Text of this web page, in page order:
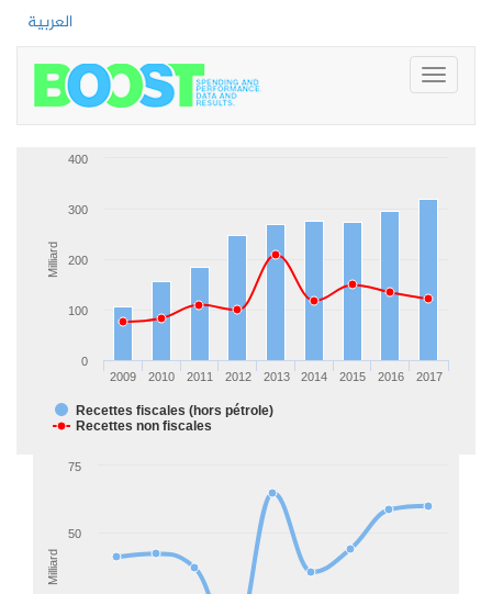
العربية
Toggle
Milliard
Recettes fiscales (hors pétrole)
Recettes non fiscales
2009 2010 2011 2012 2013 2014 2015 2016 2017
0
100
200
300
400
Milliard
50
75